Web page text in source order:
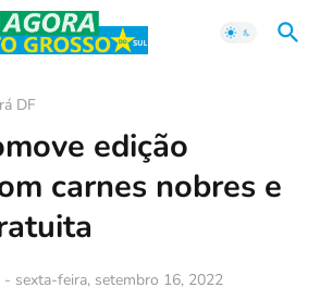
DF
edição
carnes nobres e
- sexta-feira, setembro 16, 2022